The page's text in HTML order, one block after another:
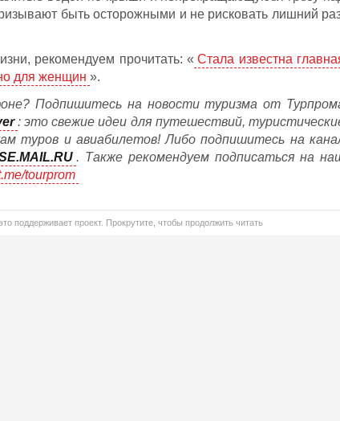
быть осторожными и не рисковать лишний
рекомендуем прочитать: « Стала известна
для женщин ».
Подпишитесь на новости туризма от
: это свежие идеи для путешествий,
туров и авиабилетов! Либо подпишитесь на
. Также рекомендуем подписаться на
tourprom
поддерживает проект. Прокрутите, чтобы продолжить читать